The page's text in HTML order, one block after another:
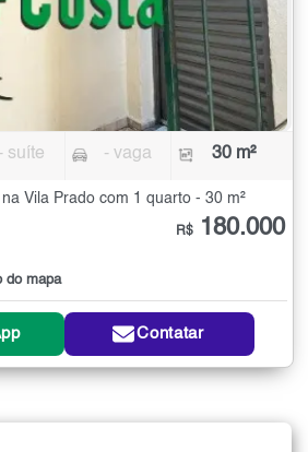
- suíte - vaga 30 m²
Vila Prado com 1 quarto - 30 m²
do mapa
R$ 180.000
Contatar